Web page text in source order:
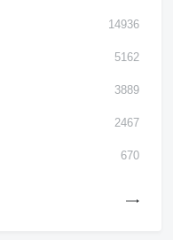
14936
5162
3889
2467
670